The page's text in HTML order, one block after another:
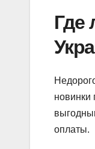
Где
новинки
оплаты.